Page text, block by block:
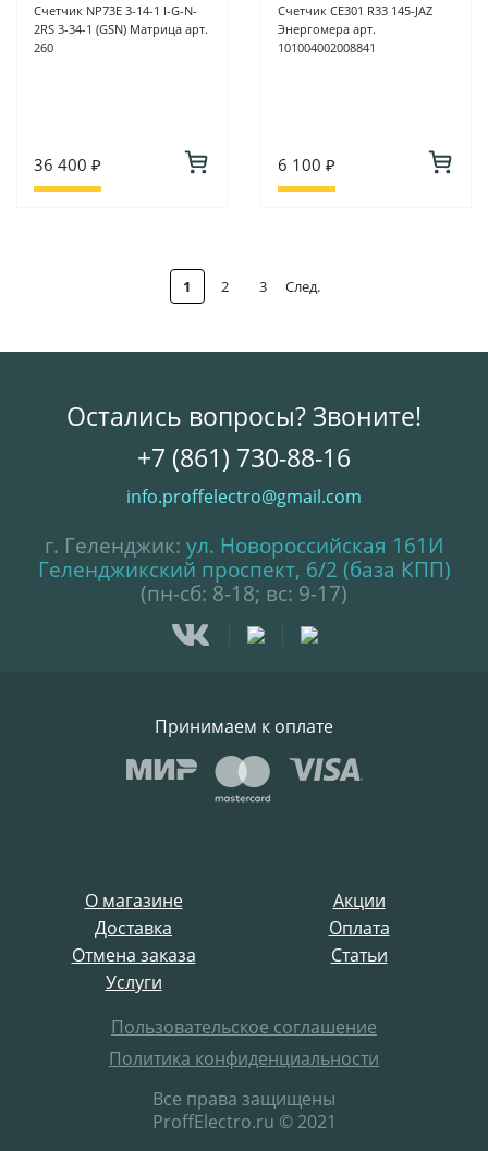
Счетчик NP73E 3-14-1 I-G-N-
2RS 3-34-1 (GSN) Матрица арт.
260
36 400 ₽
Счетчик CE301 R33 145-JAZ
Энергомера арт.
101004002008841
6 100 ₽
1 2 3 След.
О магазине
Акции
Доставка
Оплата
Отмена заказа
Статьи
Услуги
Пользовательское соглашение
Политика конфиденциальности
Все права защищены
ProffElectro.ru © 2021
Остались вопросы? Звоните!
+7 (861) 730-88-16
info.proffelectro@gmail.com
г. Геленджик: ул. Новороссийская 161И
Геленджикский проспект, 6/2 (база КПП)
(пн-сб: 8-18; вс: 9-17)
Принимаем к оплате